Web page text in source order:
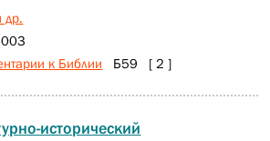
др.
к Библии Б59 [ 2 ]
исторический